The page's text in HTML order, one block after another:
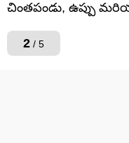
చింతపండు, ఉప్పు
2 / 5